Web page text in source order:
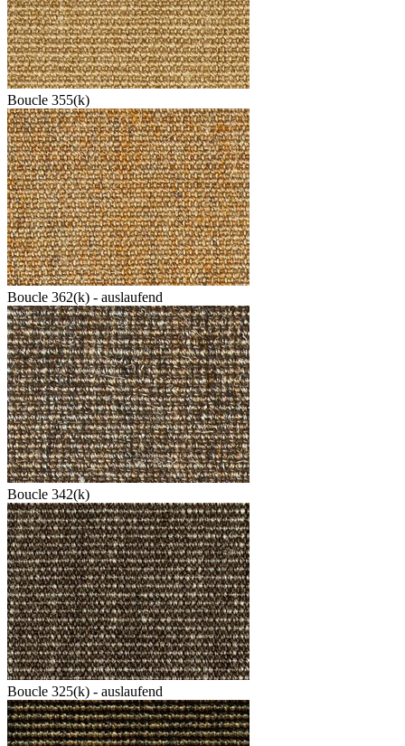
Boucle 355(k)
Boucle 362(k) - auslaufend
Boucle 342(k)
Boucle 325(k) - auslaufend